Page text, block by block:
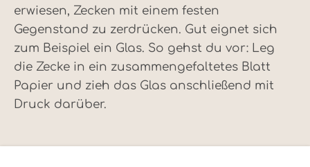
erwiesen, Zecken mit einem festen
Gegenstand zu zerdrücken. Gut eignet sich
zum Beispiel ein Glas. So gehst du vor: Leg
die Zecke in ein zusammengefaltetes Blatt
Papier und zieh das Glas anschließend mit
Druck darüber.